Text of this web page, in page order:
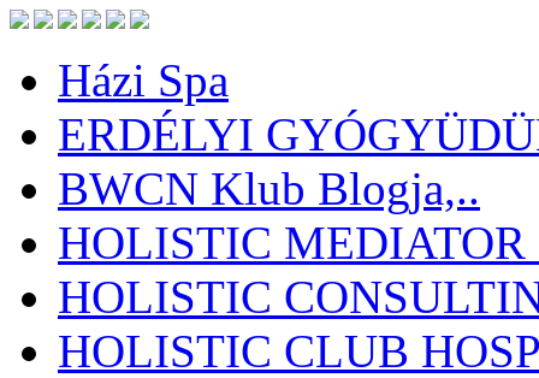
Házi Spa
ERDÉLYI
BWCN Klub Blogja,..
HOLISTIC MEDIATOR
HOLISTIC
HOLISTIC CLUB